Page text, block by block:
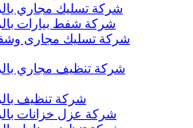
شركة تسليك مجاري بالرياض
شركة شفط بيارات بالرياض
شركة تسليك مجارى
شركة تنظيف مجاري بالرياض
شركة تنظيف بالرياض
شركة عزل خزانات بالرياض